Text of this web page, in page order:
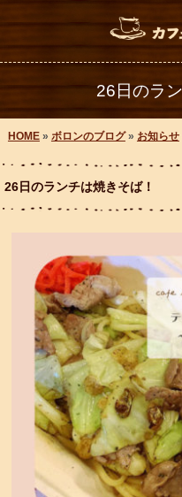
26日のラ
HOME» ボロンのブログ» お知らせ
26日のランチは焼きそば！